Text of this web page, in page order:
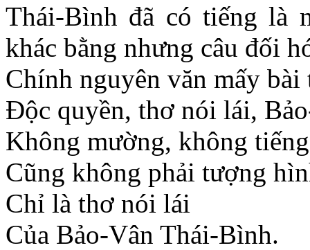
Thái-Bình đã có tiếng là
khác bằng nhưng câu đối
Chính nguyên văn mấy bài
Độc quyền, thơ nói lái,
Không mường, không
Cũng không phải tượng
Chỉ là thơ nói lái
Của Bảo-Vân Thái-Bình.